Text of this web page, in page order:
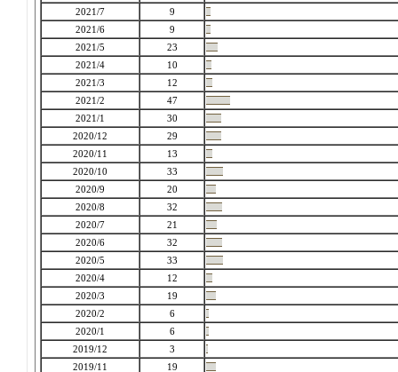
2021/7
9
2021/6
9
2021/5
23
2021/4
10
2021/3
12
2021/2
47
2021/1
30
2020/12
29
2020/11
13
2020/10
33
2020/9
20
2020/8
32
2020/7
21
2020/6
32
2020/5
33
2020/4
12
2020/3
19
2020/2
6
2020/1
6
2019/12
3
2019/11
19